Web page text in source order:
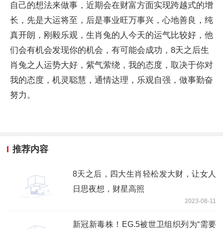
自己的想法来做事，近期会在财富方面实现跨越式的增
长，先是大运将至，后是事业旺万事兴，心地善良，纯
真开朗，刚毅乐观，生肖兔的人今天的运气比较好，他
们会有机会发现你的机会，有可能会成功，8天之后生
肖兔之人运势大好，紫气萦绕，我的态度，取决于你对
我的态度，机灵聪慧，通情达理，乐观自强，做事勤奋
努力。
推荐内容
8天之后，四大生肖轻松发大财，让女人
日思夜想，财星高照
2023-08-11
新冠新毒株！EG.5被世卫组织列为“需要